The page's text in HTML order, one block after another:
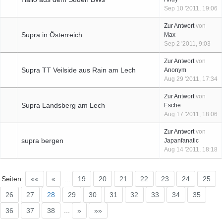
Sep 10 '2011, 19:06
Supra in Österreich
Zur Antwortvon
Max
Sep 2 '2011, 9:03
Supra TT Veilside aus Rain am Lech
Zur Antwortvon
Anonym
Aug 29 '2011, 17:34
Supra Landsberg am Lech
Zur Antwortvon
Esche
Aug 17 '2011, 18:06
supra bergen
Zur Antwortvon
Japanfanatic
Aug 14 '2011, 18:18
Seiten: «« « 19 20 21 22 23 24
25
26
27 28 29 30 31 32 33 34
35
36
37 38 » »»